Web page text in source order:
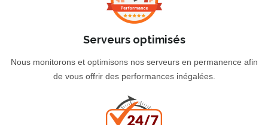
Serveurs optimisés
Nous monitorons et optimisons nos serveurs en permanence afin
de vous offrir des performances inégalées.